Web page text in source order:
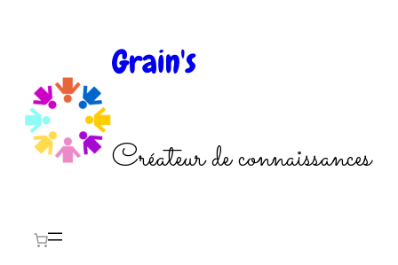
Grain's
Créateur de connaissances